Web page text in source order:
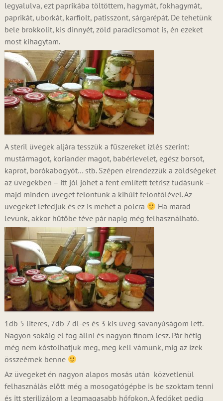
legyalulva, ezt paprikába töltöttem, hagymát, fokhagymát,
paprikát, uborkát, karfiolt, patisszont, sárgarépát. De tehetünk
bele brokkolit, kis dinnyét, zöld paradicsomot is, én ezeket
most kihagytam.
A steril üvegek aljára tesszük a fűszereket ízlés szerint:
mustármagot, koriander magot, babérlevelet, egész borsot,
kaprot, borókabogyót… stb. Szépen elrendezzük a zöldségeket
az üvegekben – itt jól jöhet a fent említett tetrisz tudásunk –
majd minden üveget felöntünk a kihűlt felöntőlével. Az
üvegeket lefedjük és ez is mehet a polcra
Ha marad
levünk, akkor hűtőbe téve pár napig még felhasználható.
1db 5 literes, 7db 7 dl-es és 3 kis üveg savanyúságom lett.
Nagyon sokáig el fog állni és nagyon finom lesz. Pár hétig
még nem kóstolhatjuk meg, meg kell várnunk, míg az ízek
összeérnek benne
Az üvegeket én nagyon alapos mosás után közvetlenül
felhasználás előtt még a mosogatógépbe is be szoktam tenni
és itt sterilizálom a legmagasabb hőfokon. A fedőket pedig